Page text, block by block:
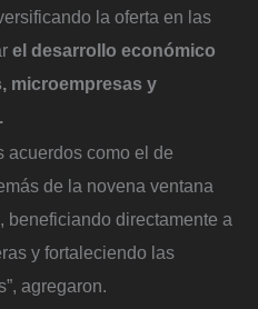
la oferta en las
el desarrollo económico
microempresas y
acuerdos como el de
de la novena ventana
directamente a
y fortaleciendo las
agregaron.